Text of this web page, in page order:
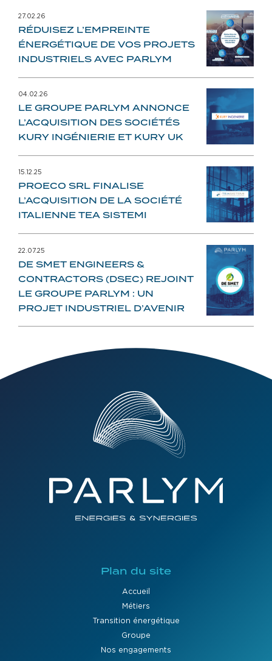
27.02.26
RÉDUISEZ L’EMPREINTE
ÉNERGÉTIQUE DE VOS PROJETS
INDUSTRIELS AVEC PARLYM
04.02.26
LE GROUPE PARLYM ANNONCE
L’ACQUISITION DES SOCIÉTÉS
KURY INGÉNIERIE ET KURY UK
15.12.25
PROECO SRL FINALISE
L’ACQUISITION DE LA SOCIÉTÉ
ITALIENNE TEA SISTEMI
22.07.25
DE SMET ENGINEERS &
CONTRACTORS (DSEC) REJOINT
LE GROUPE PARLYM : UN
PROJET INDUSTRIEL D’AVENIR
Plan du site
Accueil
Métiers
Transition énergétique
Groupe
Nos engagements